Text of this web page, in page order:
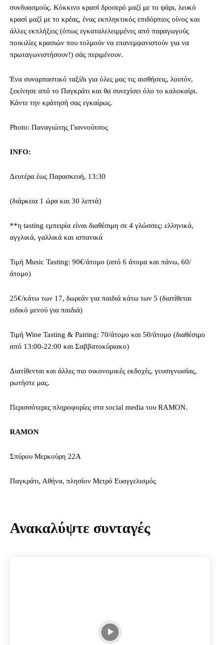
συνδυασμούς. Κόκκινο κρασί δροσερό μαζί με το ψάρι, λευκό
κρασί μαζί με το κρέας, ένας εκπληκτικός επιδόρπιος οίνος και
άλλες εκπλήξεις (όπως εγκαταλελειμμένες από παραγωγούς
ποικιλίες κρασιών που τολμούν να επανεμφανιστούν για να
πρωταγωνιστήσουν!) σάς περιμένουν.
Ένα συναρπαστικό ταξίδι για όλες μας τις αισθήσεις, λοιπόν,
ξεκίνησε από το Παγκράτι και θα συνεχίσει όλο το καλοκαίρι.
Κάντε την κράτησή σας εγκαίρως.
Photo: Παναγιώτης Γιαννούτσος
INFO:
Δευτέρα έως Παρασκευή, 13:30
(διάρκεια 1 ώρα και 30 λεπτά)
**η tasting εμπειρία είναι διαθέσιμη σε 4 γλώσσες: ελληνικά,
αγγλικά, γαλλικά και ισπανικά
Τιμή Music Tasting: 90€/άτομο (από 6 άτομα και πάνω, 60/
άτομο)
25€/κάτω των 17, δωρεάν για παιδιά κάτω των 5 (διατίθεται
ειδικό μενού για παιδιά)
Τιμή Wine Tasting & Pairing: 70/άτομο και 50/άτομο (διαθέσιμο
από 13:00-22:00 και Σαββατοκύριακο)
Διατίθενται και άλλες πιο οικονομικές εκδοχές, γευσιγνωσίας,
ρωτήστε μας.
Περισσότερες πληροφορίες στα social media του RAMON.
RAMON
Σπύρου Μερκούρη 22Α
Παγκράτι, Αθήνα, πλησίον Μετρό Ευαγγελισμός
Ανακαλύψτε συνταγές